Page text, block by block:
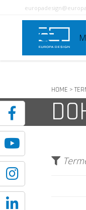
HOME >